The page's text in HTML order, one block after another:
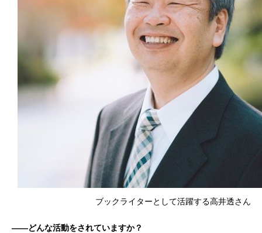
ブックライターとして活躍する高井透さん
――どんな活動をされていますか？